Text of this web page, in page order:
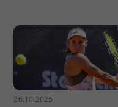
26.10.2025